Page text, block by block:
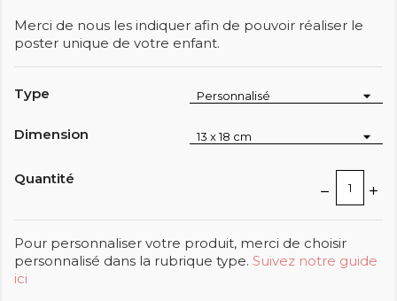
Merci de nous les indiquer afin de pouvoir réaliser le
poster unique de votre enfant.
Type
Dimension
Quantité
Pour personnaliser votre produit, merci de choisir
personnalisé dans la rubrique type. Suivez notre guide
ici